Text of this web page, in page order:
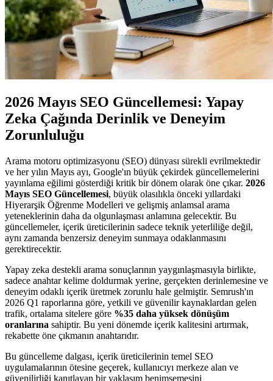
2026 Mayıs SEO Güncellemesi: Yapay
Zeka Çağında Derinlik ve Deneyim
Zorunluluğu
Arama motoru optimizasyonu (SEO) dünyası sürekli evrilmektedir
ve her yılın Mayıs ayı, Google'ın büyük çekirdek güncellemelerini
yayınlama eğilimi gösterdiği kritik bir dönem olarak öne çıkar. 2026
Mayıs SEO Güncellemesi, büyük olasılıkla önceki yıllardaki
Hiyerarşik Öğrenme Modelleri ve gelişmiş anlamsal arama
yeteneklerinin daha da olgunlaşması anlamına gelecektir. Bu
güncellemeler, içerik üreticilerinin sadece teknik yeterliliğe değil,
aynı zamanda benzersiz deneyim sunmaya odaklanmasını
gerektirecektir.
Yapay zeka destekli arama sonuçlarının yaygınlaşmasıyla birlikte,
sadece anahtar kelime doldurmak yerine, gerçekten derinlemesine ve
deneyim odaklı içerik üretmek zorunlu hale gelmiştir. Semrush'ın
2026 Q1 raporlarına göre, yetkili ve güvenilir kaynaklardan gelen
trafik, ortalama sitelere göre %35 daha yüksek dönüşüm
oranlarına sahiptir. Bu yeni dönemde içerik kalitesini artırmak,
rekabette öne çıkmanın anahtarıdır.
Bu güncelleme dalgası, içerik üreticilerinin temel SEO
uygulamalarının ötesine geçerek, kullanıcıyı merkeze alan ve
güvenilirliği kanıtlayan bir yaklaşım benimsemesini